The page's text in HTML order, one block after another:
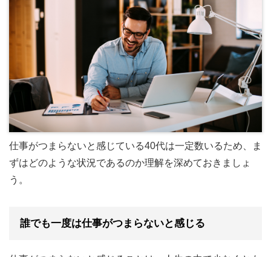
仕事がつまらないと感じている40代は一定数いるため、ま
ずはどのような状況であるのか理解を深めておきましょ
う。
誰でも一度は仕事がつまらないと感じる